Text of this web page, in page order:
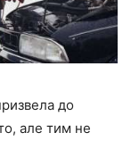
до
але тим не